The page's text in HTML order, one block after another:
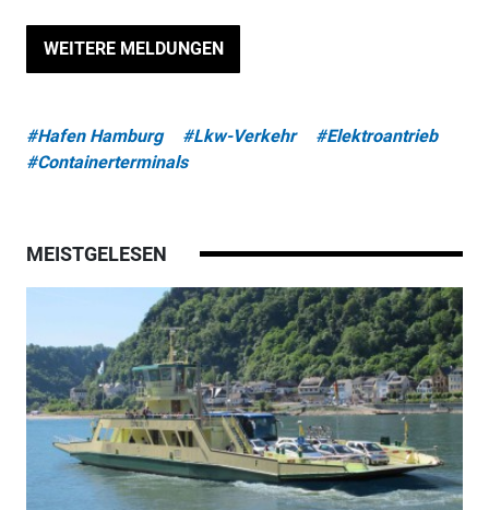
WEITERE MELDUNGEN
#Hafen Hamburg #Lkw-Verkehr
#Elektroantrieb
#Containerterminals
MEISTGELESEN